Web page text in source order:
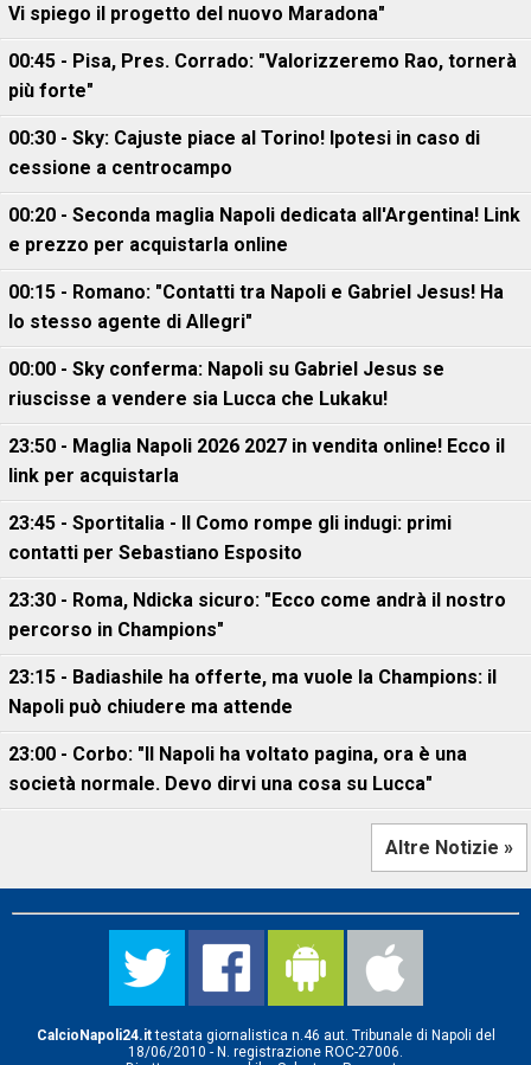
Vi spiego il progetto del nuovo Maradona"
00:45 - Pisa, Pres. Corrado: "Valorizzeremo Rao, tornerà
più forte"
00:30 - Sky: Cajuste piace al Torino! Ipotesi in caso di
cessione a centrocampo
00:20 - Seconda maglia Napoli dedicata all'Argentina! Link
e prezzo per acquistarla online
00:15 - Romano: "Contatti tra Napoli e Gabriel Jesus! Ha
lo stesso agente di Allegri"
00:00 - Sky conferma: Napoli su Gabriel Jesus se
riuscisse a vendere sia Lucca che Lukaku!
23:50 - Maglia Napoli 2026 2027 in vendita online! Ecco il
link per acquistarla
23:45 - Sportitalia - Il Como rompe gli indugi: primi
contatti per Sebastiano Esposito
23:30 - Roma, Ndicka sicuro: "Ecco come andrà il nostro
percorso in Champions"
23:15 - Badiashile ha offerte, ma vuole la Champions: il
Napoli può chiudere ma attende
23:00 - Corbo: "Il Napoli ha voltato pagina, ora è una
società normale. Devo dirvi una cosa su Lucca"
Altre Notizie »
CalcioNapoli24.ittestata giornalistica n.46 aut. Tribunale di Napoli del
18/06/2010 - N. registrazione ROC-27006.